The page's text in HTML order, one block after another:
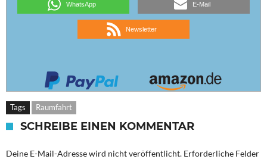
WhatsApp E-Mail
Newsletter
Tags Raumfahrt
SCHREIBE EINEN KOMMENTAR
Deine E-Mail-Adresse wird nicht veröffentlicht. Erforderliche Felder